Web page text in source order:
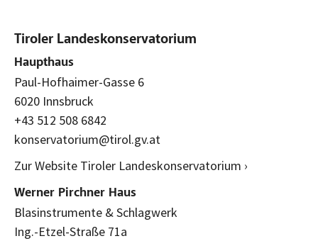
Tiroler Landeskonservatorium
Haupthaus
Paul-Hofhaimer-Gasse 6
6020 Innsbruck
+43 512 508 6842
konservatorium@tirol.gv.at
Zur Website Tiroler Landeskonservatorium ›
Werner Pirchner Haus
Blasinstrumente & Schlagwerk
Ing.-Etzel-Straße 71a